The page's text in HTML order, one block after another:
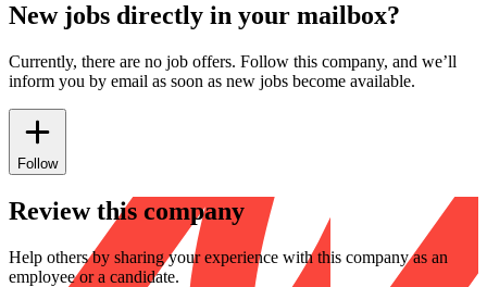
New jobs directly in your mailbox?
Currently, there are no job offers. Follow this company, and we’ll
inform you by email as soon as new jobs become available.
Follow
Review this company
Help others by sharing your experience with this company as an
employee or a candidate.